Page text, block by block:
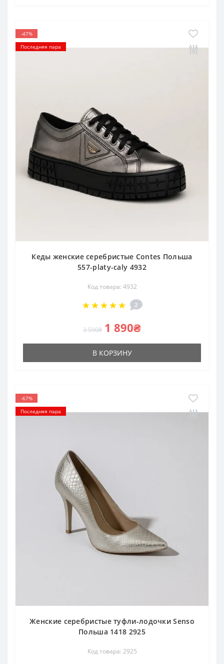
-47%
Последняя пара
Кеды женские серебристые Contes Польша
557-platy-caly 4932
Код товара: 4932
2
3 590₴ 1 890₴
В КОРЗИНУ
-67%
Последняя пара
Женские серебристые туфли-лодочки Senso
Польша 1418 2925
Код товара: 2925